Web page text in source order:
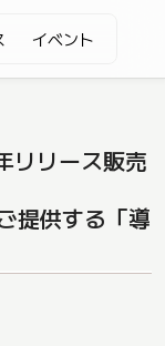
イベント
リース販売
提供する「導